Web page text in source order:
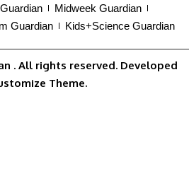
Midweek Guardian
Guardian Kids+Science Guardian
. All rights reserved. Developed
Theme.